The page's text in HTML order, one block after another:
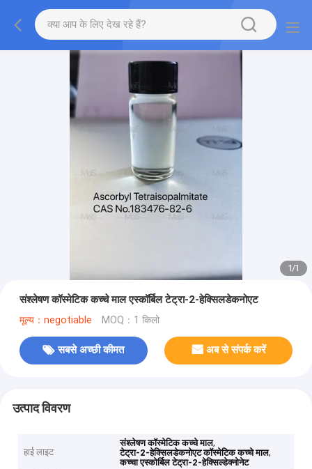
1/1
संश्लेषण कॉस्मेटिक कच्चे माल एस्कॉर्बिल टेट्रा-2-हेक्सिलडेकनोएट
मूल्य：negotiable MOQ：1 किलो
सबसे अच्छी कीमत अब से संपर्क करें
उत्पाद विवरण
हाई लाइट
संश्लेषण कॉस्मेटिक कच्चे माल,
टेट्रा-2-हेक्सिलडेकनोएट कॉस्मेटिक कच्चे माल,
कच्चा एस्कोर्बिल टेट्रा-2-हेक्सिल्डेक्नोनेट